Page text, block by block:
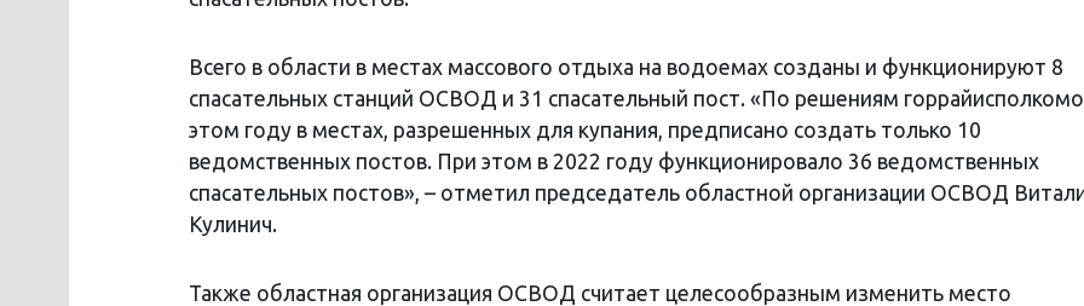
Всего в области в местах массового отдыха на водоемах созданы и функционируют 8
спасательных станций ОСВОД и 31 спасательный пост. «По решениям
этом году в местах, разрешенных для купания, предписано создать только 10
ведомственных постов. При этом в 2022 году функционировало 36 ведомственных
спасательных постов», – отметил председатель областной организации ОСВОД
Кулинич.
Также областная организация ОСВОД считает целесообразным изменить место